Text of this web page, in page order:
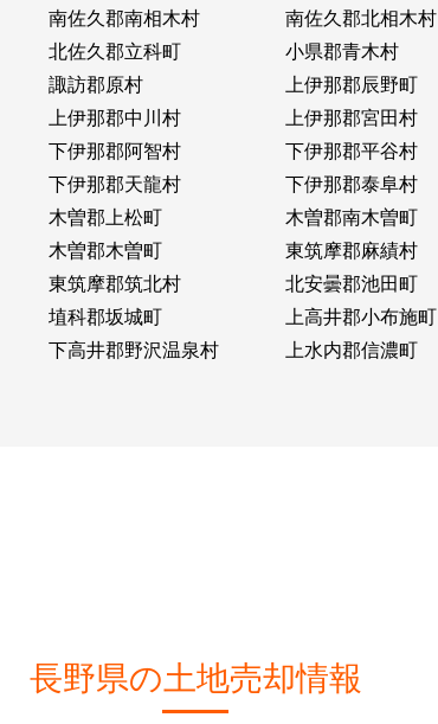
南佐久郡南相木村 南佐久郡北相木村
北佐久郡立科町 小県郡青木村
諏訪郡原村 上伊那郡辰野町
上伊那郡中川村 上伊那郡宮田村
下伊那郡阿智村 下伊那郡平谷村
下伊那郡天龍村 下伊那郡泰阜村
木曽郡上松町 木曽郡南木曽町
木曽郡木曽町 東筑摩郡麻績村
東筑摩郡筑北村 北安曇郡池田町
埴科郡坂城町 上高井郡小布施町
下高井郡野沢温泉村 上水内郡信濃町
長野県の土地売却情報